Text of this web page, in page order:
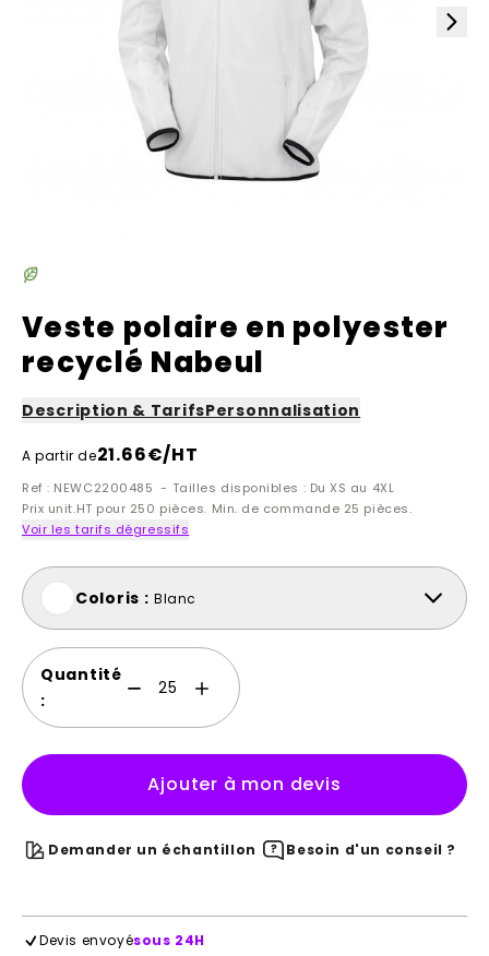
Veste polaire en polyester
recyclé Nabeul
Description & TarifsPersonnalisation
A partir de21.66€/HT
Ref : NEWC2200485 - Tailles disponibles : Du XS au 4XL
Prix unit.HT pour 250 pièces. Min. de commande 25 pièces.
Voir les tarifs dégressifs
Coloris : Blanc
Quantité
:
Ajouter à mon devis
Demander un échantillon Besoin d'un conseil ?
Devis envoyésous 24H